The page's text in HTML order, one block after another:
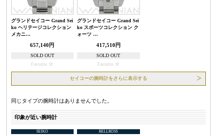
グランドセイコー Grand Sei
ko ヘリテージコレクション
メカニ…
657,140円
SOLD OUT
Favorite
グランドセイコー Grand Sei
ko スポーツコレクション ク
ォーツ …
417,510円
SOLD OUT
Favorite
セイコーの腕時計をさらに表示する
同じタイプの腕時計はありませんでした。
印象が近い腕時計
SEIKO BELLROSS